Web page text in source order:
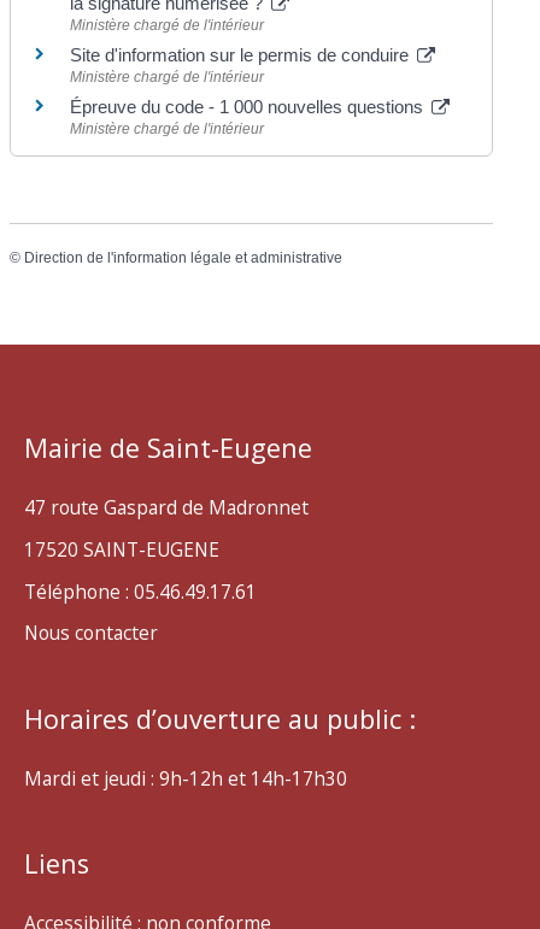
Ministère chargé de l'intérieur
Site d'information sur le permis de conduire
Ministère chargé de l'intérieur
Épreuve du code - 1 000 nouvelles questions
Ministère chargé de l'intérieur
© Direction de l'information légale et administrative
Mairie de Saint-Eugene
47 route Gaspard de Madronnet
17520 SAINT-EUGENE
Téléphone : 05.46.49.17.61
Nous contacter
Horaires d’ouverture au public :
Mardi et jeudi : 9h-12h et 14h-17h30
Liens
Accessibilité : non conforme